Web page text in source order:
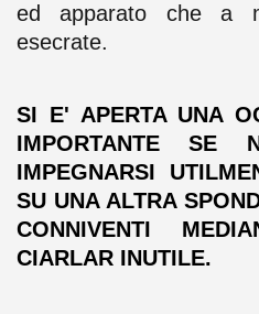
ed apparato che a
esecrate.
SI E' APERTA UNA
IMPORTANTE SE
IMPEGNARSI
SU UNA ALTRA
CONNIVENTI
CIARLAR INUTILE.